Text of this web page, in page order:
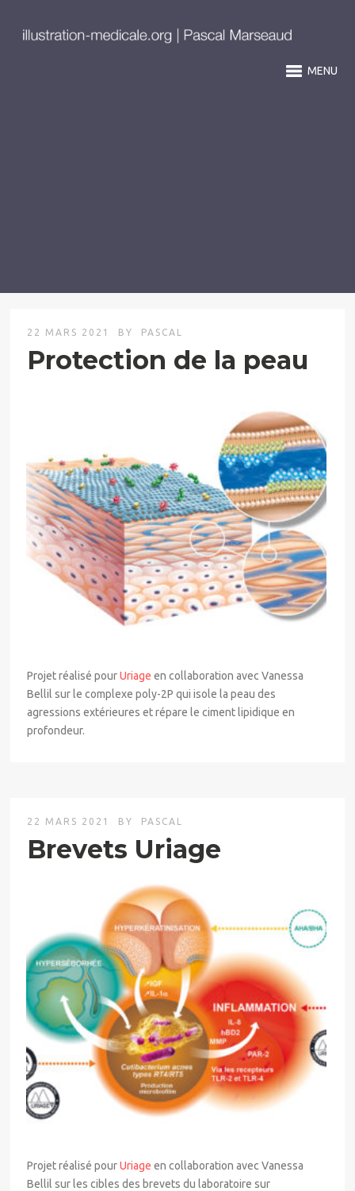
MENU
22 MARS 2021 BY PASCAL
Protection de la peau
Projet réalisé pourUriage en collaboration avec Vanessa
Bellil sur le complexe poly-2P qui isole la peau des
agressions extérieures et répare le ciment lipidique en
profondeur.
22 MARS 2021 BY PASCAL
Brevets Uriage
Projet réalisé pourUriage en collaboration avec Vanessa
Bellil sur les cibles des brevets du laboratoire sur